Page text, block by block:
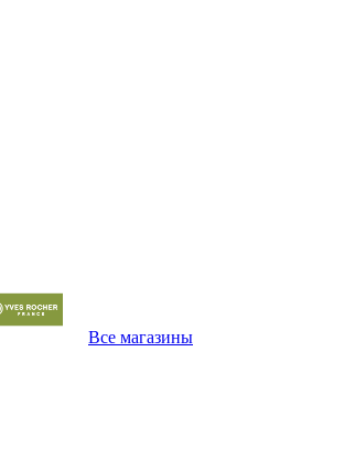
Все магазины